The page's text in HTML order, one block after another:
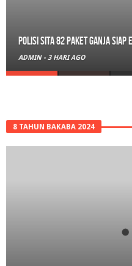
Polisi Sita 82 Paket Ganja Siap
ADMIN - 3 HARI AGO
8 TAHUN BAKABA 2024